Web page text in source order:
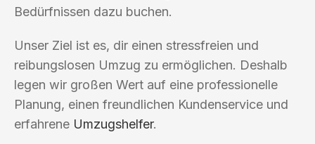
Bedürfnissen dazu buchen.
Unser Ziel ist es, dir einen stressfreien und
reibungslosen Umzug zu ermöglichen. Deshalb
legen wir großen Wert auf eine professionelle
Planung, einen freundlichen Kundenservice und
erfahrene Umzugshelfer.